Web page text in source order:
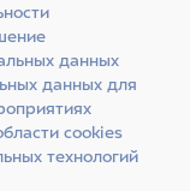
по 0,4; 1,0;
упакованные
пачки
данных
данных для
cookies
технологий